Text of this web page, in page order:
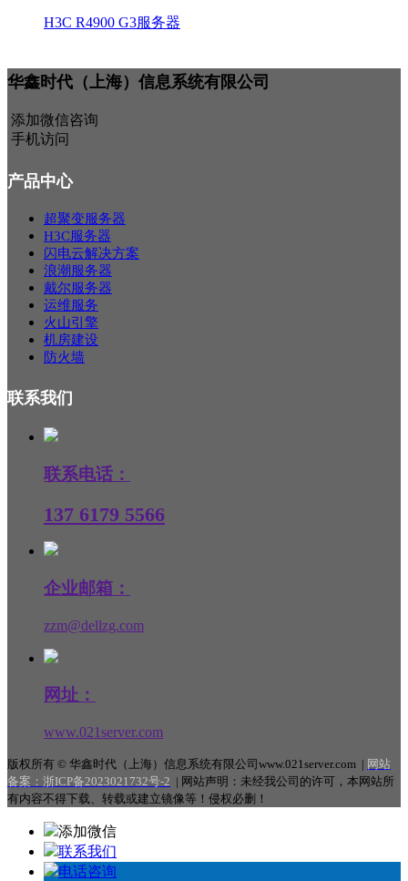
H3C R4900 G3服务器
华鑫时代（上海）信息系统有限公司
添加微信咨询
手机访问
产品中心
超聚变服务器
H3C服务器
闪电云解决方案
浪潮服务器
戴尔服务器
运维服务
火山引擎
机房建设
防火墙
联系我们
联系电话：
137 6179 5566
企业邮箱：
zzm@dellzg.com
网址：
www.021server.com
版权所有 © 华鑫时代（上海）信息系统有限公司www.021server.com | 网站
备案： 浙ICP备2023021732号-2 | 网站声明：未经我公司的许可，本网站所
有内容不得下载、转载或建立镜像等！侵权必删！
添加微信
联系我们
电话咨询